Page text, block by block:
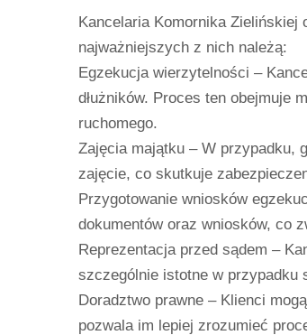
Kancelaria Komornika Zielińskiej
najważniejszych z nich należą:
Egzekucja wierzytelności –
dłużników. Proces ten obejmuje
ruchomego.
Zajęcia majątku – W przypadku,
zajęcie, co skutkuje
Przygotowanie wniosków
dokumentów oraz wniosków, co
Reprezentacja przed sądem –
szczególnie istotne w przypadku
Doradztwo prawne – Klienci
pozwala im lepiej zrozumieć